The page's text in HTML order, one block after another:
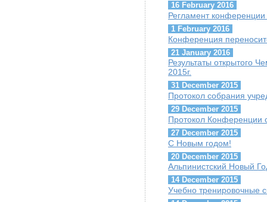
16 February 2016
Регламент конференции
1 February 2016
Конференция
21 January 2016
Результаты открытого
2015г.
31 December 2015
Протокол собрания
29 December 2015
Протокол Конференции
27 December 2015
С Новым годом!
20 December 2015
Альпинистский Новый
14 December 2015
Учебно тренировочные